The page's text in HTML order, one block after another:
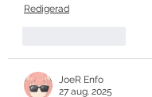
Redigerad
JoeR Enfo
27 aug. 2025